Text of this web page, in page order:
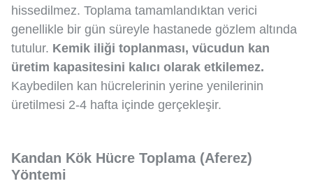
hissedilmez. Toplama tamamlandıktan verici
genellikle bir gün süreyle hastanede gözlem altında
tutulur. Kemik iliği toplanması, vücudun kan
üretim kapasitesini kalıcı olarak etkilemez.
Kaybedilen kan hücrelerinin yerine yenilerinin
üretilmesi 2-4 hafta içinde gerçekleşir.
Kandan Kök Hücre Toplama (Aferez)
Yöntemi